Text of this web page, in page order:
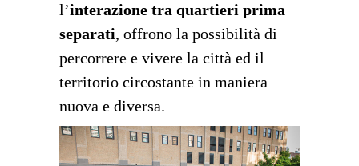
l’interazione tra quartieri prima
separati, offrono la possibilità di
percorrere e vivere la città ed il
territorio circostante in maniera
nuova e diversa.